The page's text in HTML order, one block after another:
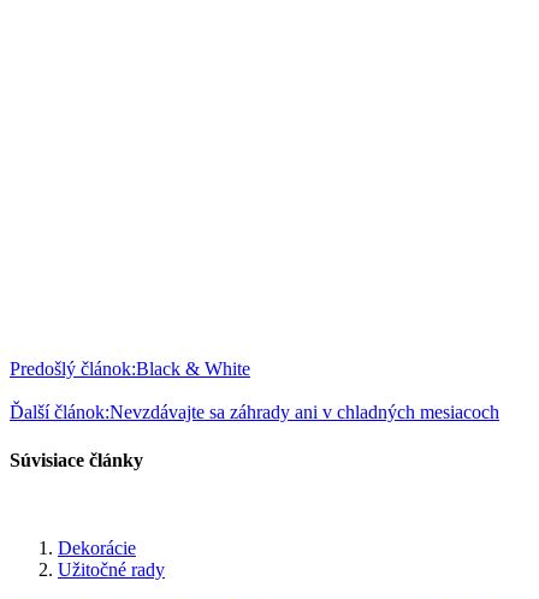
Predošlý článok:Black & White
Ďalší článok:Nevzdávajte sa záhrady ani v chladných mesiacoch
Súvisiace články
Dekorácie
Užitočné rady